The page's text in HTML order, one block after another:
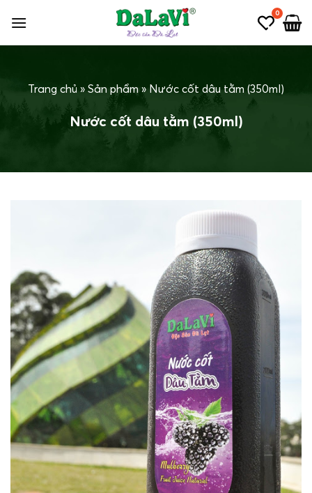
qua
nội
0
Trang chủ » Sản phẩm » Nước cốt dâu tằm (350ml)
Nước cốt dâu tằm (350ml)